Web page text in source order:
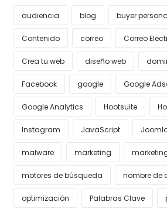
audiencia blog buyer persona
Contenido correo Correo
Crea tu web diseño web
Facebook google Google
Google Analytics Hootsuite
Instagram JavaScript
malware marketing
motores de búsqueda nombre de
optimización Palabras Clave